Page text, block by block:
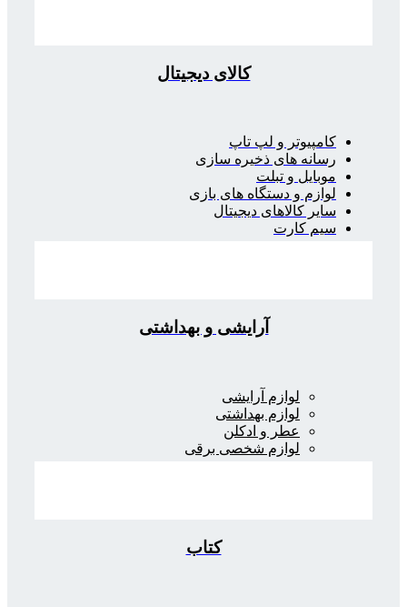
کالای دیجیتال
کامپیوتر و لپ تاپ
رسانه های ذخیره سازی
موبایل و تبلت
لوازم و دستگاه های بازی
سایر کالاهای دیجیتال
سیم کارت
آرایشی و بهداشتی
لوازم آرایشی
لوازم بهداشتی
عطر و ادکلن
لوازم شخصی برقی
کتاب